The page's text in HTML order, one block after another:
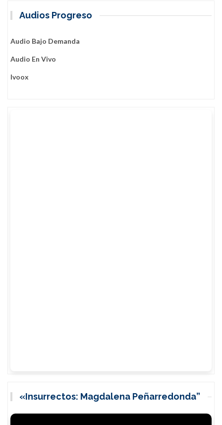
Audios Progreso
Audio Bajo Demanda
Audio En Vivo
Ivoox
«Insurrectos: Magdalena Peñarredonda”